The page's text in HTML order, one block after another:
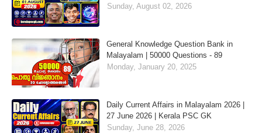
Sunday, August 02, 2026
General Knowledge Question Bank in
Malayalam | 50000 Questions - 89
Monday, January 20, 2025
Daily Current Affairs in Malayalam 2026 |
27 June 2026 | Kerala PSC GK
Sunday, June 28, 2026